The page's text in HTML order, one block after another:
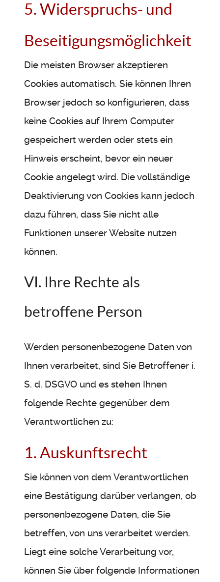
5. Widerspruchs- und
Beseitigungsmöglichkeit
Die meisten Browser akzeptieren
Cookies automatisch. Sie können Ihren
Browser jedoch so konfigurieren, dass
keine Cookies auf Ihrem Computer
gespeichert werden oder stets ein
Hinweis erscheint, bevor ein neuer
Cookie angelegt wird. Die vollständige
Deaktivierung von Cookies kann jedoch
dazu führen, dass Sie nicht alle
Funktionen unserer Website nutzen
können.
VI. Ihre Rechte als
betroffene Person
Werden personenbezogene Daten von
Ihnen verarbeitet, sind Sie Betroffener i.
S. d. DSGVO und es stehen Ihnen
folgende Rechte gegenüber dem
Verantwortlichen zu:
1. Auskunftsrecht
Sie können von dem Verantwortlichen
eine Bestätigung darüber verlangen, ob
personenbezogene Daten, die Sie
betreffen, von uns verarbeitet werden.
Liegt eine solche Verarbeitung vor,
können Sie über folgende Informationen